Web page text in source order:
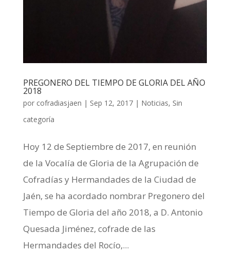
PREGONERO DEL TIEMPO DE GLORIA DEL AÑO
2018
por cofradiasjaen | Sep 12, 2017| Noticias, Sin
categoría
Hoy 12 de Septiembre de 2017, en reunión
de la Vocalía de Gloria de la Agrupación de
Cofradías y Hermandades de la Ciudad de
Jaén, se ha acordado nombrar Pregonero del
Tiempo de Gloria del año 2018, a D. Antonio
Quesada Jiménez, cofrade de las
Hermandades del Rocío,...